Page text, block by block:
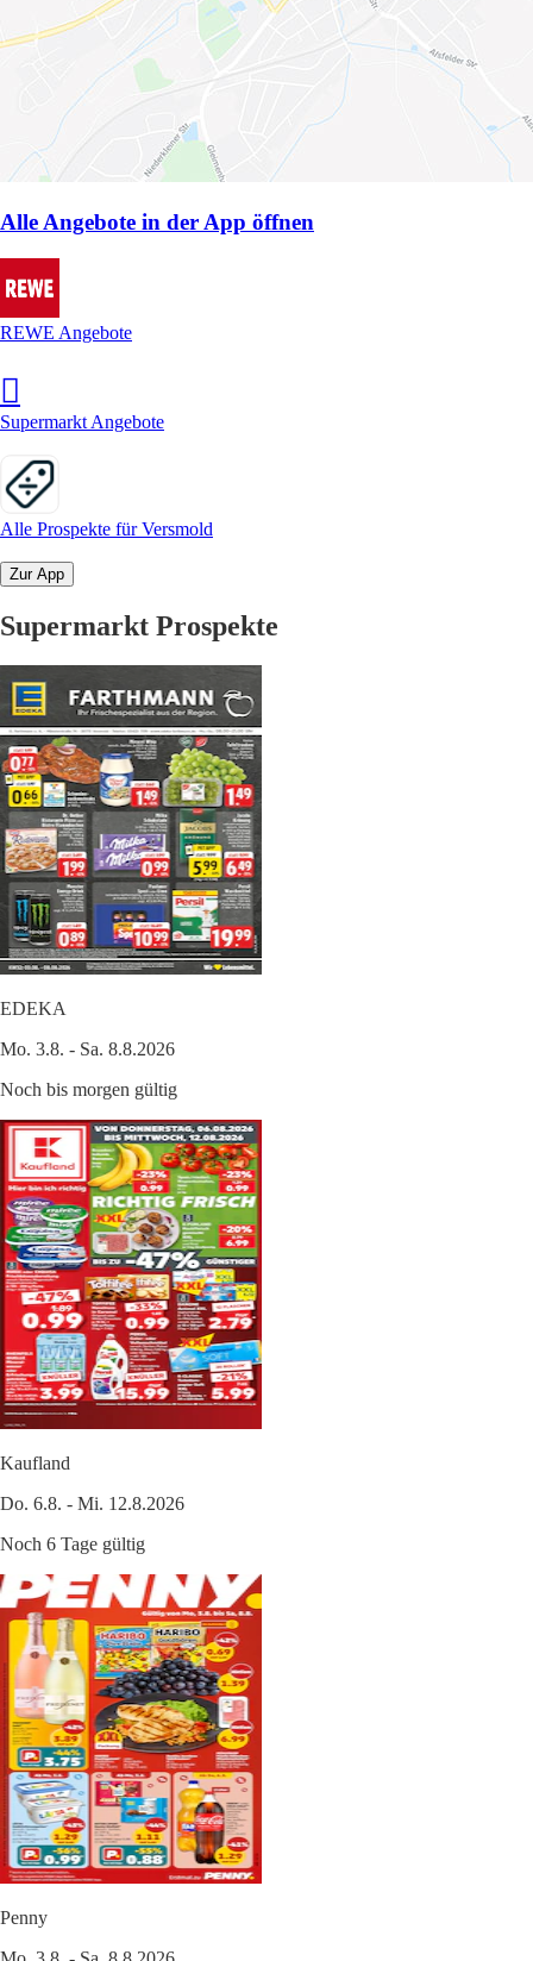
Alle Angebote in der App öffnen
REWE Angebote
Supermarkt Angebote
Alle Prospekte für Versmold
Zur App
Supermarkt Prospekte
EDEKA
Mo. 3.8. - Sa. 8.8.2026
Noch bis morgen gültig
Kaufland
Do. 6.8. - Mi. 12.8.2026
Noch 6 Tage gültig
Penny